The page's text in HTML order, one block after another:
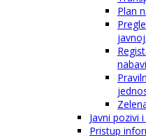
Plan
nabavi
Javni pozivi
Pristup